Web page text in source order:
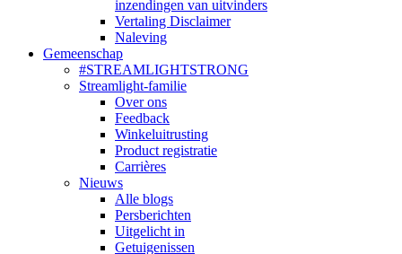
inzendingen van uitvinders
Vertaling Disclaimer
Naleving
Gemeenschap
#STREAMLIGHTSTRONG
Streamlight-familie
Over ons
Feedback
Winkeluitrusting
Product registratie
Carrières
Nieuws
Alle blogs
Persberichten
Uitgelicht in
Getuigenissen